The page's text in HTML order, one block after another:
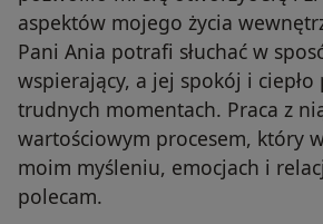
aspektów mojego życia
Pani Ania potrafi słuchać w
wspierający, a jej spokój i
trudnych momentach. Praca z
wartościowym procesem, który
moim myśleniu, emocjach i
polecam.